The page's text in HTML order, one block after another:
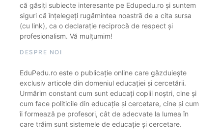
că găsiți subiecte interesante pe Edupedu.ro și suntem
siguri că înțelegeți rugămintea noastră de a cita sursa
(cu link), ca o declarație reciprocă de respect și
profesionalism. Vă mulțumim!
DESPRE NOI
EduPedu.ro este o publicație online care găzduiește
exclusiv articole din domeniul educației și cercetării.
Urmărim constant cum sunt educați copiii noștri, cine și
cum face politicile din educație și cercetare, cine și cum
îi formează pe profesori, cât de adecvate la lumea în
care trăim sunt sistemele de educație și cercetare.